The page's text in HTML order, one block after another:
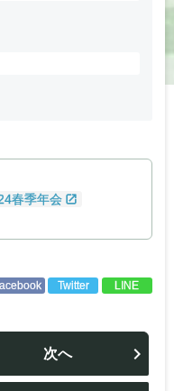
春季年会
Twitter LINE
次へ